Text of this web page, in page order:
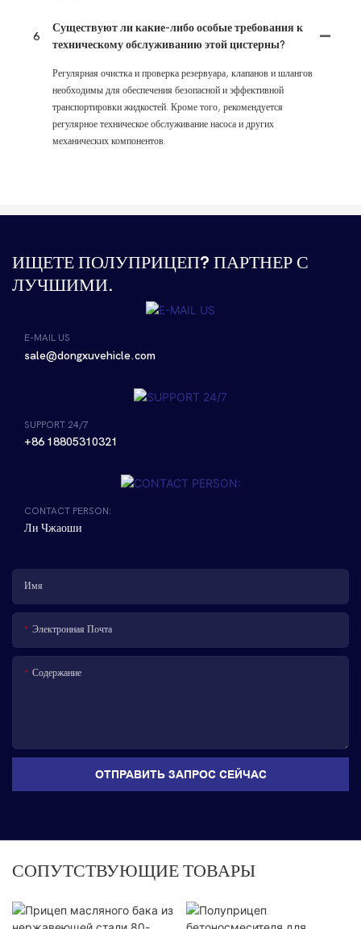
6
Существуют ли какие-либо особые требования к
техническому обслуживанию этой цистерны?
Регулярная очистка и проверка резервуара, клапанов и шлангов
необходимы для обеспечения безопасной и эффективной
транспортировки жидкостей. Кроме того, рекомендуется
регулярное техническое обслуживание насоса и других
механических компонентов.
ИЩЕТЕ ПОЛУПРИЦЕП? ПАРТНЕР С
ЛУЧШИМИ.
E-MAIL US
sale@dongxuvehicle.com
SUPPORT 24/7
+86 18805310321
CONTACT PERSON:
Ли Чжаоши
Имя
Электронная Почта
Содержание
ОТПРАВИТЬ ЗАПРОС СЕЙЧАС
СОПУТСТВУЮЩИЕ ТОВАРЫ